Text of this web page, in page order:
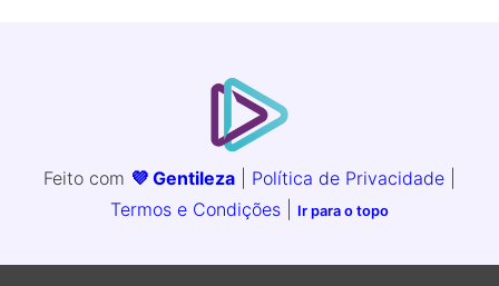
Feito com 💜 Gentileza Política de Privacidade
Termos e Condições
Ir para o topo